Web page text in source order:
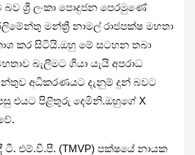
ශ්‍රී ලංකා පොදුජන පෙරමුණේ
මන්ත්‍රී නාමල් රාජපක්ෂ මහතා
කර සිටියි.ඔහු මේ සටහන තබා
බැලීමට ගියා යැයි අපරාධ
අධිකරණයට දැනුම් දුන් බවට
එයට පිළිතුරු දෙමිනි.ඔහුගේ X
ටී. එම්.වී.පී. (TMVP) පක්ෂයේ නායක